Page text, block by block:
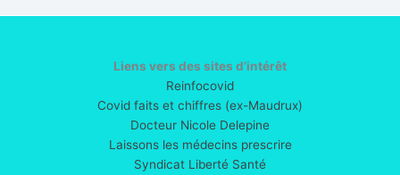
Liens vers des sites d’intérêt
Reinfocovid
Covid faits et chiffres (ex-Maudrux)
Docteur Nicole Delepine
Laissons les médecins prescrire
Syndicat Liberté Santé